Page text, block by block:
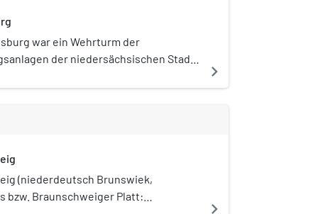
war ein Wehrturm der
der niedersächsischen Stadt
zwischen dem Neustadt- und dem
navigate_next
(niederdeutsch Brunswiek,
bzw. Braunschweiger Platt:
navigate_next